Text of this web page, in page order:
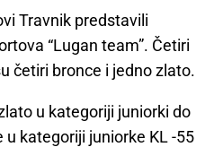
Travnik predstavili
“Lugan team”. Četiri
četiri bronce i jedno zlato.
u kategoriji juniorki do
u kategoriji juniorke KL -55